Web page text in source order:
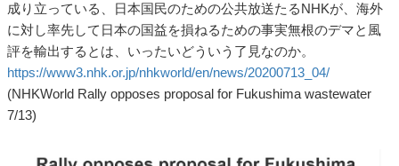
成り立っている、日本国民のための公共放送たるNHKが、海外
に対し率先して日本の国益を損ねるための事実無根のデマと風
評を輸出するとは、いったいどういう了見なのか。
https://www3.nhk.or.jp/nhkworld/en/news/20200713_04/
(NHKWorld Rally opposes proposal for Fukushima wastewater
7/13)